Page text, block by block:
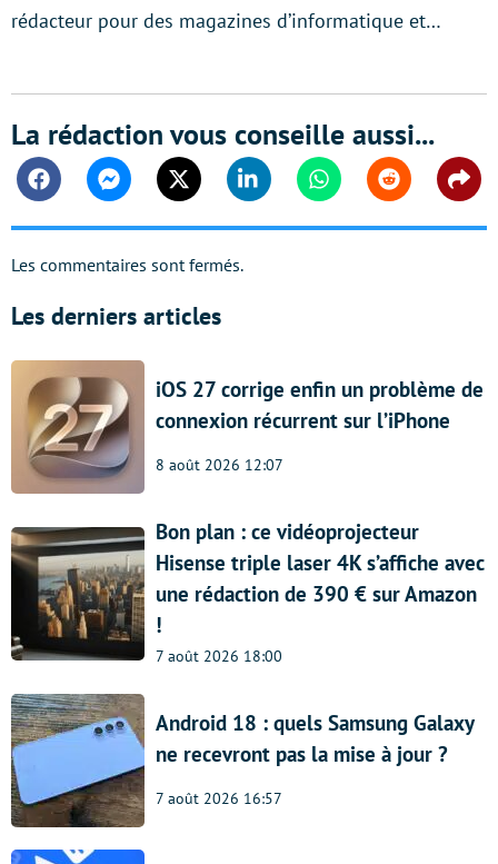
rédacteur pour des magazines d’informatique et…
La rédaction vous conseille aussi...
FacebookMessengerTwitter Linkedin WhatsappReddit
Les commentaires sont fermés.
Les derniers articles
iOS 27 corrige enfin un problème de
connexion récurrent sur l’iPhone
8 août 2026 12:07
Bon plan : ce vidéoprojecteur
Hisense triple laser 4K s’affiche avec
une rédaction de 390 € sur Amazon
!
7 août 2026 18:00
Android 18 : quels Samsung Galaxy
ne recevront pas la mise à jour ?
7 août 2026 16:57